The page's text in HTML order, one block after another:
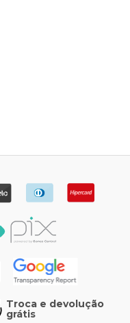
Troca e devolução
grátis